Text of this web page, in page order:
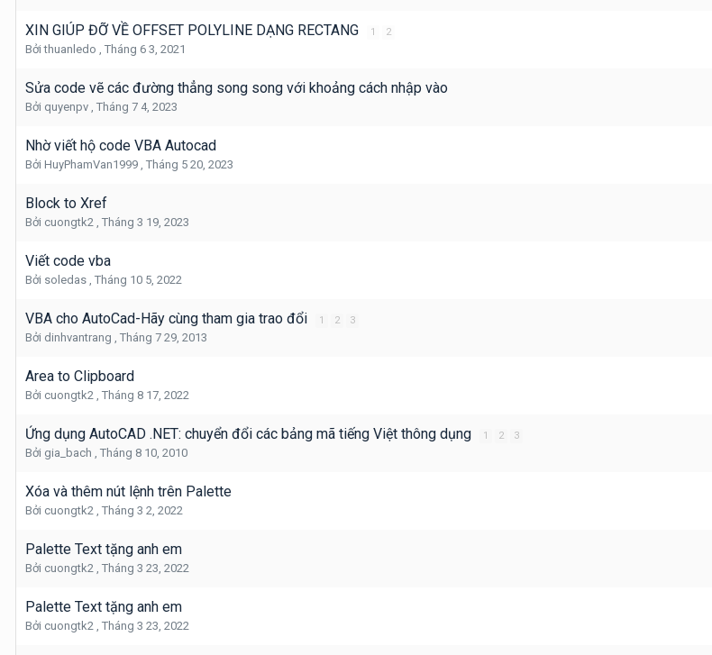
XIN GIÚP ĐỠ VỀ OFFSET POLYLINE DẠNG RECTANG 1 2
Bởithuanledo , Tháng 6 3, 2021
Sửa code vẽ các đường thẳng song song với khoảng cách nhập vào
Bởi quyenpv , Tháng 7 4, 2023
Nhờ viết hộ code VBA Autocad
Bởi HuyPhamVan1999 , Tháng 5 20, 2023
Block to Xref
Bởi cuongtk2 , Tháng 3 19, 2023
Viết code vba
Bởi soledas , Tháng 10 5, 2022
VBA cho AutoCad-Hãy cùng tham gia trao đổi 1 2 3
Bởi dinhvantrang , Tháng 7 29, 2013
Area to Clipboard
Bởi cuongtk2 , Tháng 8 17, 2022
Ứng dụng AutoCAD .NET: chuyển đổi các bảng mã tiếng Việt thông dụng 1 2 3
Bởi gia_bach , Tháng 8 10, 2010
Xóa và thêm nút lệnh trên Palette
Bởi cuongtk2 , Tháng 3 2, 2022
Palette Text tặng anh em
Bởi cuongtk2 , Tháng 3 23, 2022
Palette Text tặng anh em
Bởi cuongtk2 , Tháng 3 23, 2022